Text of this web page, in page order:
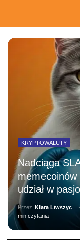
KRYPTOWALUTY
Nadciąga
udział w
Przez Klara Liwszyc
min czytania